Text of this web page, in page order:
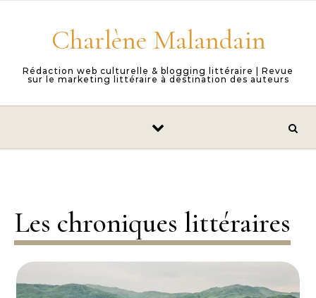
Charlène Malandain
Rédaction web culturelle & blogging littéraire | Revue
sur le marketing littéraire à destination des auteurs
Les chroniques littéraires